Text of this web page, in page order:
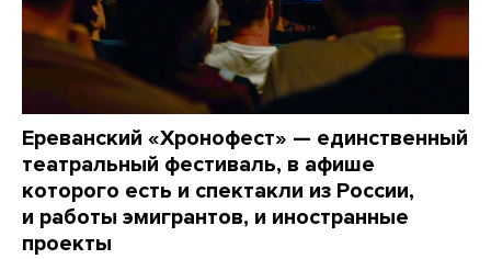
Ереванский «Хронофест» — единственный
театральный фестиваль, в афише
которого есть и спектакли из России,
и работы эмигрантов, и иностранные
проекты